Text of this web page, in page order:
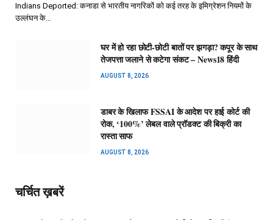
Indians Deported: कनाडा से भारतीय नागरिकों को कई तरह के इमिग्रेशन नियमों के
उल्लंघन के…
घर में हो रहा छोटी-छोटी बातों पर झगड़ा? कपूर के साथ
तेजपत्ता जलाने से कटेगा संकट – News18 हिंदी
AUGUST 8, 2026
डाबर के खिलाफ FSSAI के आदेश पर हाई कोर्ट की
रोक, ‘100%’ लेबल वाले प्रॉडक्ट की बिक्री का
रास्ता साफ
AUGUST 8, 2026
चर्चित ख़बरें